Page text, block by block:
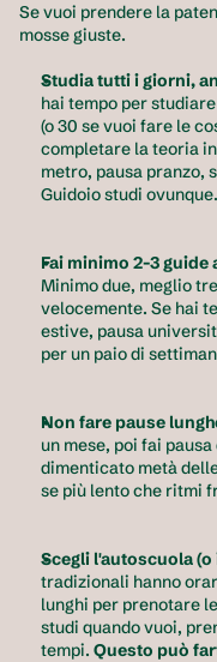
Se vuoi prendere la
mosse giuste.
Studia tutti i giorni,
hai tempo per
(o 30 se vuoi fare le
completare la teoria
metro, pausa pranzo,
Guidoio studi ovunque.
Fai minimo 2-3 guide
Minimo due, meglio
velocemente. Se hai
estive, pausa
per un paio di
Non fare pause
un mese, poi fai
dimenticato metà
se più lento che ritmi
Scegli l'autoscuola
tradizionali hanno
lunghi per prenotare
studi quando vuoi,
tempi. Questo può